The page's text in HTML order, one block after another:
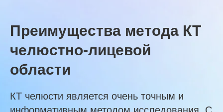
Преимущества метода КТ
челюстно-лицевой
области
КТ челюсти является очень точным и